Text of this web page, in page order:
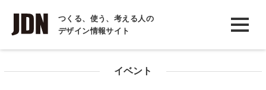
つくる、使う、考える人の
デザイン情報サイト
INTERVIEW
インタビュー
イベント